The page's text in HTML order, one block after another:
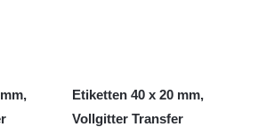
Etiketten 40 x 20 mm,
Vollgitter Transfer